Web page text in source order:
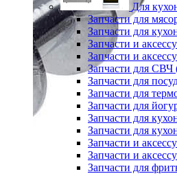
Для
Запчасти для
Запчасти для
Запчасти и
Запчасти и
Запчасти для
Запчасти для
Запчасти для
Запчасти для
Запчасти для
Запчасти для
Запчасти и
Запчасти и
Запчасти для